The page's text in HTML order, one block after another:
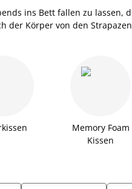
ins Bett fallen zu lassen,
der Körper von den
Spezialkissen mit Füllungen
Memory Foam
Kissen